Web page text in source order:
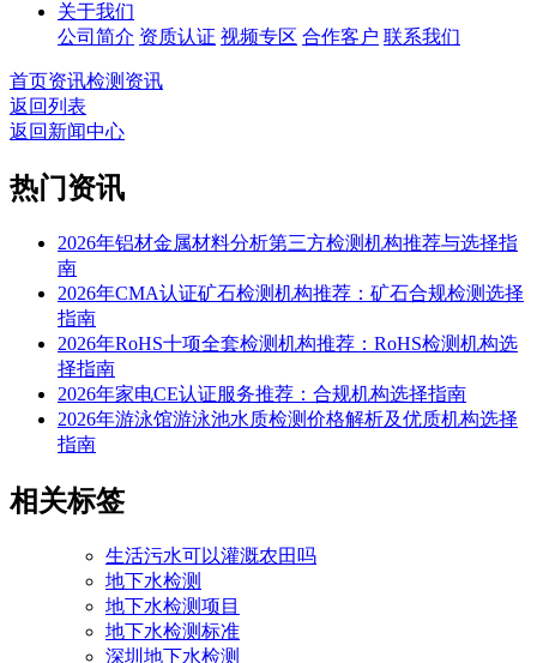
关于我们
公司简介 资质认证 视频专区 合作客户 联系我们
首页资讯检测资讯
返回列表
返回新闻中心
热门资讯
2026年铝材金属材料分析第三方检测机构推荐与选择指
南
2026年CMA认证矿石检测机构推荐：矿石合规检测选择
指南
2026年RoHS十项全套检测机构推荐：RoHS检测机构选
择指南
2026年家电CE认证服务推荐：合规机构选择指南
2026年游泳馆游泳池水质检测价格解析及优质机构选择
指南
相关标签
生活污水可以灌溉农田吗
地下水检测
地下水检测项目
地下水检测标准
深圳地下水检测